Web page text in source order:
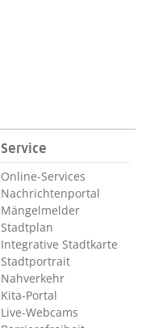
Service
Online-Services
Nachrichtenportal
Mängelmelder
Stadtplan
Integrative Stadtkarte
Stadtportrait
Nahverkehr
Kita-Portal
Live-Webcams